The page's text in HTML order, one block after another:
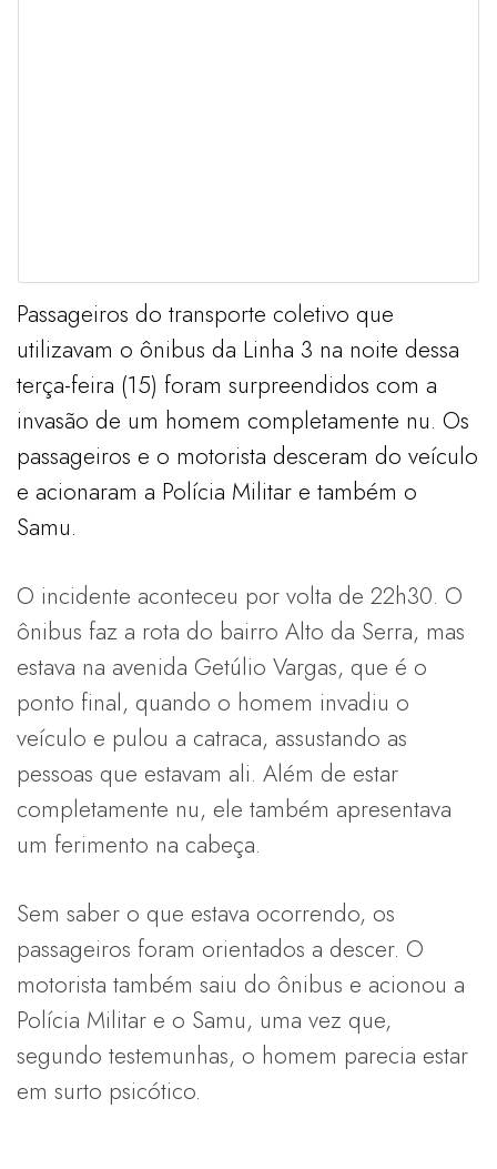
Passageiros do transporte coletivo que
utilizavam o ônibus da Linha 3 na noite dessa
terça-feira (15) foram surpreendidos com a
invasão de um homem completamente nu. Os
passageiros e o motorista desceram do veículo
e acionaram a Polícia Militar e também o
Samu.
O incidente aconteceu por volta de 22h30. O
ônibus faz a rota do bairro Alto da Serra, mas
estava na avenida Getúlio Vargas, que é o
ponto final, quando o homem invadiu o
veículo e pulou a catraca, assustando as
pessoas que estavam ali. Além de estar
completamente nu, ele também apresentava
um ferimento na cabeça.
Sem saber o que estava ocorrendo, os
passageiros foram orientados a descer. O
motorista também saiu do ônibus e acionou a
Polícia Militar e o Samu, uma vez que,
segundo testemunhas, o homem parecia estar
em surto psicótico.